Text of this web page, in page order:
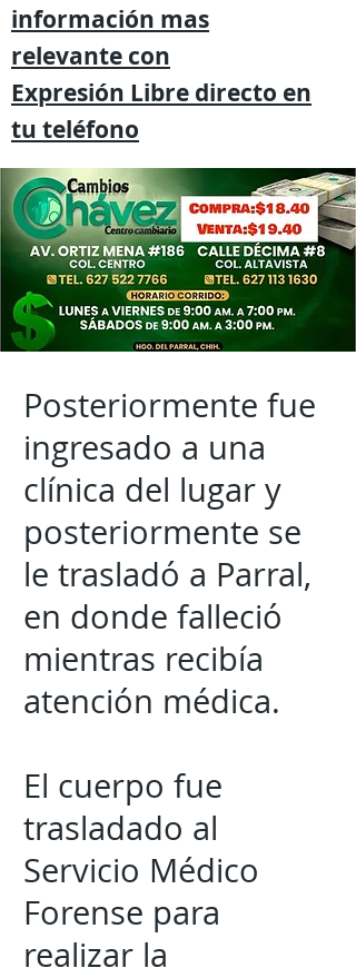
información mas
relevante con
Expresión Libre directo en
tu teléfono
Posteriormente fue
ingresado a una
clínica del lugar y
posteriormente se
le trasladó a Parral,
en donde falleció
mientras recibía
atención médica.
El cuerpo fue
trasladado al
Servicio Médico
Forense para
realizar la